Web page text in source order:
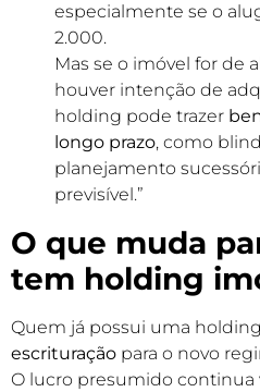
especialmente se o
2.000.
Mas se o imóvel for de
houver intenção de
holding pode trazer
longo prazo, como
planejamento
previsível.”
O que muda
tem holding
Quem já possui uma holding
escrituração para o novo
O lucro presumido continua